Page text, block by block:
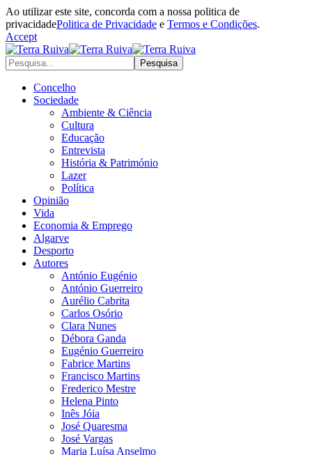
Ao utilizar este site, concorda com a nossa politica de
privacidadePolitica de Privacidade e Termos e Condições.
Accept
Concelho
Sociedade
Ambiente & Ciência
Cultura
Educação
Entrevista
História & Património
Lazer
Política
Opinião
Vida
Economia & Emprego
Algarve
Desporto
Autores
António Eugénio
António Guerreiro
Aurélio Cabrita
Carlos Osório
Clara Nunes
Débora Ganda
Eugénio Guerreiro
Fabrice Martins
Francisco Martins
Frederico Mestre
Helena Pinto
Inês Jóia
José Quaresma
José Vargas
Maria Luísa Anselmo